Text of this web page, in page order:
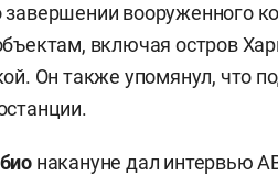
вооруженного
включая остров
Он также упомянул, что
накануне дал интервью